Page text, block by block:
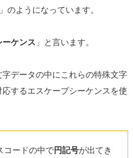
のようになっています。
ケンス 」と言います。
データの中にこれらの特殊文字
応するエスケープシーケンスを使
コードの中で円記号が出てき